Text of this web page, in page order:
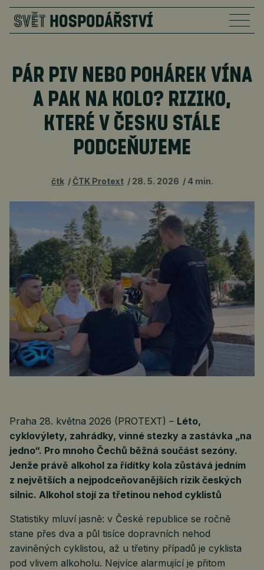
PÁR PIV NEBO POHÁREK VÍNA
A PAK NA KOLO? RIZIKO,
KTERÉ V ČESKU STÁLE
PODCEŇUJEME
čtk ČTK Protext 28. 5. 2026 4 min.
Praha 28. května 2026 (PROTEXT) – Léto,
cyklovýlety, zahrádky, vinné stezky a zastávka „na
jedno“. Pro mnoho Čechů běžná součást sezóny.
Jenže právě alkohol za řídítky kola zůstává jedním
z největších a nejpodceňovanějších rizik českých
silnic. Alkohol stojí za třetinou nehod cyklistů
Statistiky mluví jasně: v České republice se ročně
stane přes dva a půl tisíce dopravních nehod
zaviněných cyklistou, až u třetiny případů je cyklista
pod vlivem alkoholu. Nejvíce alarmující je přitom